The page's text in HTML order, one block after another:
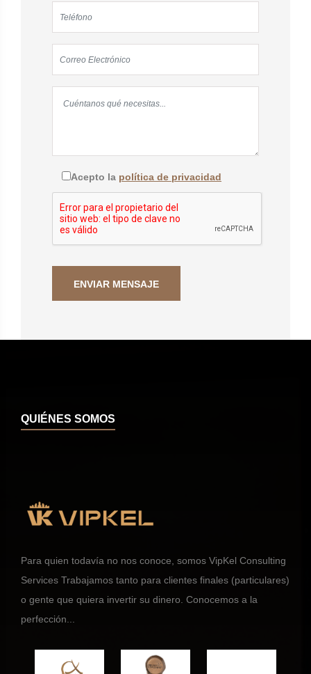
Acepto la política de privacidad
QUIÉNES SOMOS
Para quien todavía no nos conoce, somos VipKel Consulting
Services Trabajamos tanto para clientes finales (particulares)
o gente que quiera invertir su dinero. Conocemos a la
perfección...